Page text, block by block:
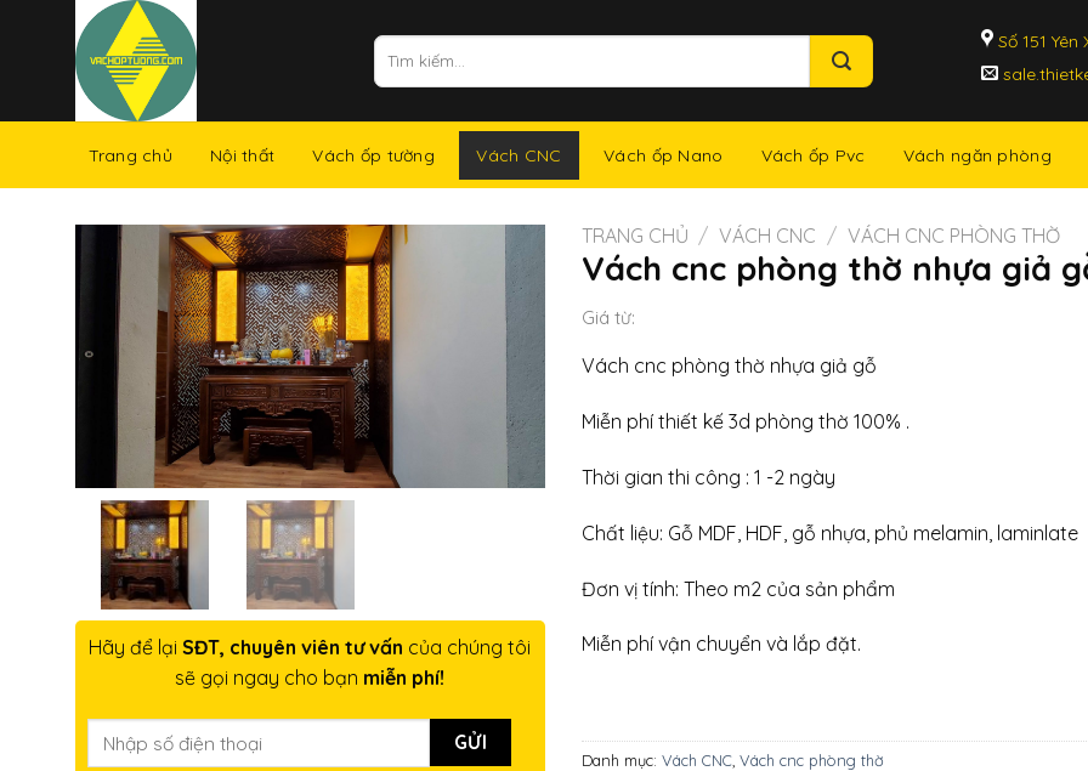
Tìm
kiếm:
Số 151
Trang chủ Nội thất Vách ốp tường Vách CNC Vách ốp Nano Vách ốp Pvc Vách ngăn phòng
Hãy để lại SĐT, chuyên viên tư vấn của chúng tôi
sẽ gọi ngay cho bạn miễn phí!
TRANG CHỦ / VÁCH CNC / VÁCH CNC PHÒNG THỜ
Vách cnc phòng thờ nhựa giả
Giá từ:
Vách cnc phòng thờ nhựa giả gỗ
Miễn phí thiết kế 3d phòng thờ 100% .
Thời gian thi công : 1 -2 ngày
Chất liệu: Gỗ MDF, HDF, gỗ nhựa, phủ melamin, laminlate
Đơn vị tính: Theo m2 của sản phẩm
Miễn phí vận chuyển và lắp đặt.
Danh mục: Vách CNC, Vách cnc phòng thờ